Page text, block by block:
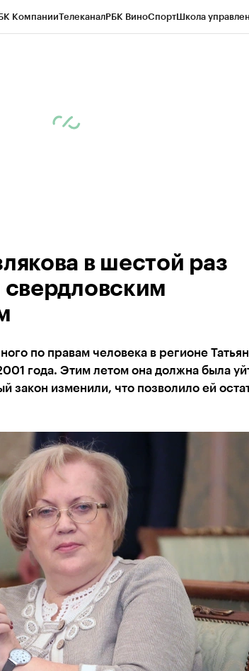
КомпанииТелеканалРБК ВиноСпортШкола
в шестой раз
свердловским
по правам человека в регионе
года. Этим летом она должна была
закон изменили, что позволило ей